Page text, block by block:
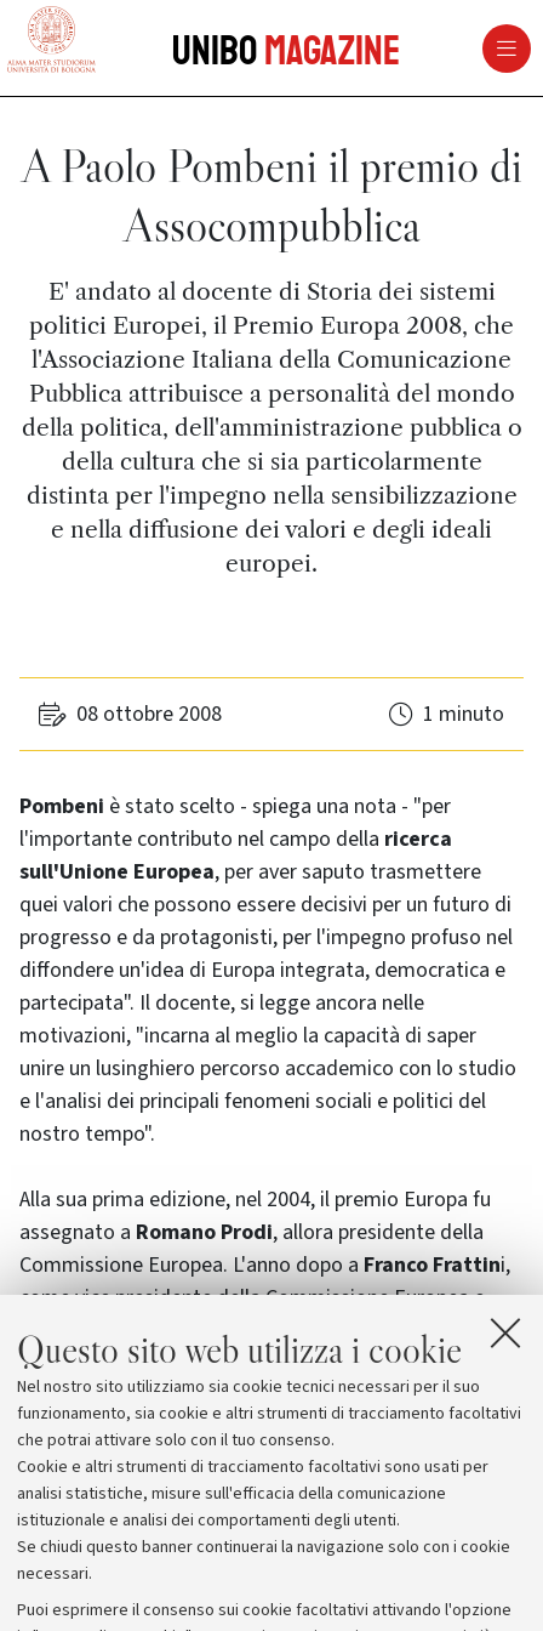
Questo sito web utilizza i cookie
Nel nostro sito utilizziamo sia cookie tecnici necessari per il suo
funzionamento, sia cookie e altri strumenti di tracciamento facoltativi
che potrai attivare solo con il tuo consenso.
Cookie e altri strumenti di tracciamento facoltativi sono usati per
analisi statistiche, misure sull'efficacia della comunicazione
istituzionale e analisi dei comportamenti degli utenti.
Se chiudi questo banner continuerai la navigazione solo con i cookie
necessari.
Puoi esprimere il consenso sui cookie facoltativi attivando l'opzione
vai al contenuto della pagina
UniboMagazine
A Paolo Pombeni il premio di
Assocompubblica
E' andato al docente di Storia dei sistemi
politici Europei, il Premio Europa 2008, che
l'Associazione Italiana della Comunicazione
Pubblica attribuisce a personalità del mondo
della politica, dell'amministrazione pubblica o
della cultura che si sia particolarmente
distinta per l'impegno nella sensibilizzazione
e nella diffusione dei valori e degli ideali
europei.
08 ottobre 2008 1 minuto
Pombeni è stato scelto - spiega una nota - "per
l'importante contributo nel campo della ricerca
sull'Unione Europea, per aver saputo trasmettere
quei valori che possono essere decisivi per un futuro di
progresso e da protagonisti, per l'impegno profuso nel
diffondere un'idea di Europa integrata, democratica e
partecipata". Il docente, si legge ancora nelle
motivazioni, "incarna al meglio la capacità di saper
unire un lusinghiero percorso accademico con lo studio
e l'analisi dei principali fenomeni sociali e politici del
nostro tempo".
Alla sua prima edizione, nel 2004, il premio Europa fu
assegnato a Romano Prodi, allora presidente della
Commissione Europea. L'anno dopo a Franco Frattini,
come vice presidente della Commissione Europea e
Responsabile della giustizia, libertà e sicurezza.
Piero
Badaloni, giornalista che daanni corrisponde da
Bruxelles per la Rai, ha ricevuto il premio nel
2006,mentre nel 2007 il Premio è stato conferito a
Giampiero Gramaglia, direttore dell'ANSA.
Archivio